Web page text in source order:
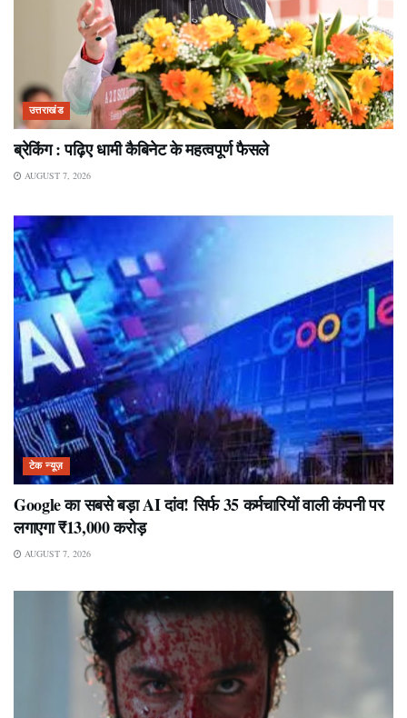
उत्तराखंड
ब्रेकिंग : पढ़िए धामी कैबिनेट के महत्वपूर्ण फैसले
AUGUST 7, 2026
टेक न्यूज़
Google का सबसे बड़ा AI दांव! सिर्फ 35 कर्मचारियों वाली कंपनी पर
लगाएगा ₹13,000 करोड़
AUGUST 7, 2026